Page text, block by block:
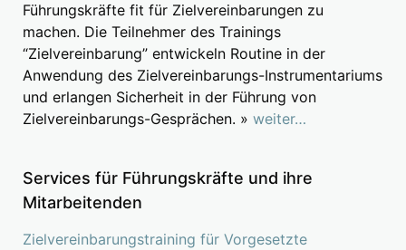
Führungskräfte fit für Zielvereinbarungen zu
machen. Die Teilnehmer des Trainings
“Zielvereinbarung” entwickeln Routine in der
Anwendung des Zielvereinbarungs-Instrumentariums
und erlangen Sicherheit in der Führung von
Zielvereinbarungs-Gesprächen. » weiter…
Services für Führungskräfte und ihre
Mitarbeitenden
Zielvereinbarungstraining für Vorgesetzte